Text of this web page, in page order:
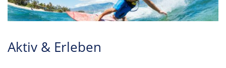
Aktiv & Erleben